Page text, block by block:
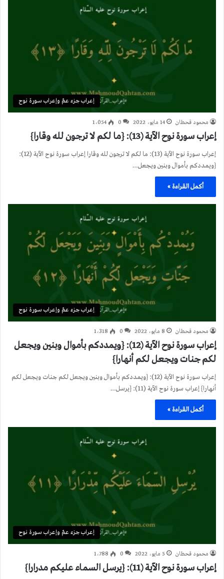
إعراب جزء عمّ وإعراب سورة نوح
محمود قحطان 14 مايو، 2022 0 1٬054
إعراب سورة نوح الآية (13): {ما لكم لا ترجون لله وقارا}
إعراب سورة نوح الآية (13): ما لكم لا ترجون لله وقارا إعراب سورة نوح الآية (12):
{ويمددكم بأموال وبنين ويجعل…
أكمل القراءة »
إعراب جزء عمّ وإعراب سورة نوح
محمود قحطان 8 مايو، 2022 0 1٬318
إعراب سورة نوح الآية (12): {ويمددكم بأموال وبنين ويجعل
لكم جنات ويجعل لكم أنهارا}
إعراب سورة نوح الآية (12): {ويمددكم بأموال وبنين ويجعل لكم جنات ويجعل لكم
أنهارا} إعراب سورة نوح الآية (11): {يرسل…
أكمل القراءة »
إعراب جزء عمّ وإعراب سورة نوح
محمود قحطان 5 مايو، 2022 0 1٬788
إعراب سورة نوح الآية (11): {يرسل السماء عليكم مدرارا}